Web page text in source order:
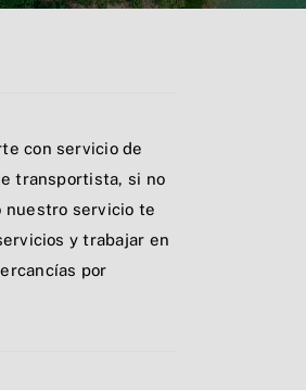
con servicio de
transportista, si no
servicio te
y trabajar en
por